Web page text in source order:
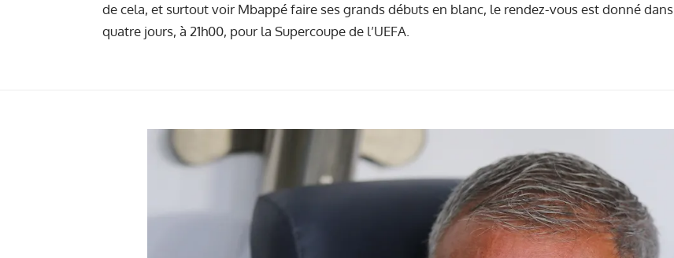
de cela, et surtout voir Mbappé faire ses grands débuts en blanc, le rendez-vous est donné dans
quatre jours, à 21h00, pour la Supercoupe de l’UEFA.